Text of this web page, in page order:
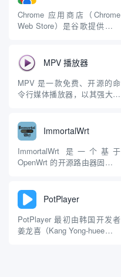
Chrome 应用商店（Chrome
Web Store）是谷歌提供的在
展程序、主题和Web应用程
序。以下是对Chrome应用商店
的详细介绍，涵盖其功能、特
点、使用方式以及相关...
MPV 播放器
MPV 是一款免费、开源的命
令行媒体播放器，以其强大的
mplayer2开发，支持广泛的媒
体文件格式、音频/视频编解码
器以及字幕类型。作为一款注
重极简主义的设计工具，MPV
ImmortalWrt
ImmortalWrt 是一个基于
OpenWrt 的开源路由器固件分
些场景下的不足，并针对中国
大陆用户的网络环境和需求进
行优化。它继承了 OpenWrt
的核心功能，同时在设备支...
PotPlayer
PotPlayer 最初由韩国开发者
姜龙喜（Kang Yong-huee）开